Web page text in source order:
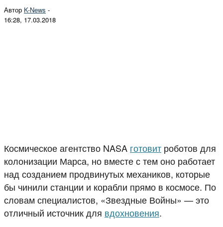
Автор K-News -
16:28, 17.03.2018
Космическое агентство NASA готовит роботов для
колонизации Марса, но вместе с тем оно работает
над созданием продвинутых механиков, которые
бы чинили станции и корабли прямо в космосе. По
словам специалистов, «Звездные Войны» — это
отличный источник для вдохновения.